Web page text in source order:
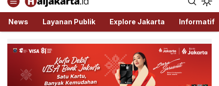
Haijakarta.id
Semua Tentang Jakarta Ada Disini!
News Layanan Publik Explore Jakarta Informatif